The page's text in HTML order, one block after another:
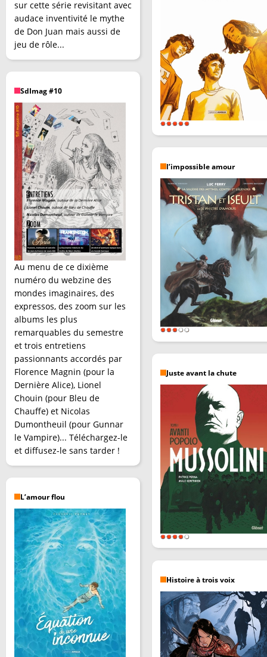
sur cette série revisitant avec
audace inventivité le mythe
de Don Juan mais aussi de
jeu de rôle...
SdImag #10
Au menu de ce dixième
numéro du webzine des
mondes imaginaires, des
expressos, des zoom sur les
albums les plus
remarquables du semestre
et trois entretiens
passionnants accordés par
Florence Magnin (pour la
Dernière Alice), Lionel
Chouin (pour Bleu de
Chauffe) et Nicolas
Dumontheuil (pour Gunnar
le Vampire)... Téléchargez-le
et diffusez-le sans tarder !
L’amour flou
l’impossible amour
Juste avant la chute
Histoire à trois voix